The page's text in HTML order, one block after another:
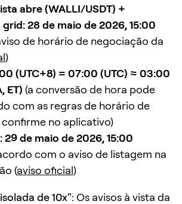
abre (WALLI/USDT) +
grid:28 de maio de 2026, 15:00
de horário de negociação da
)
(UTC+8) = 07:00 (UTC) ≈ 03:00
ET) (a conversão de hora pode
com as regras de horário de
no aplicativo)
29 de maio de 2026, 15:00
com o aviso de listagem na
(aviso oficial)
de 10x": Os avisos à vista da